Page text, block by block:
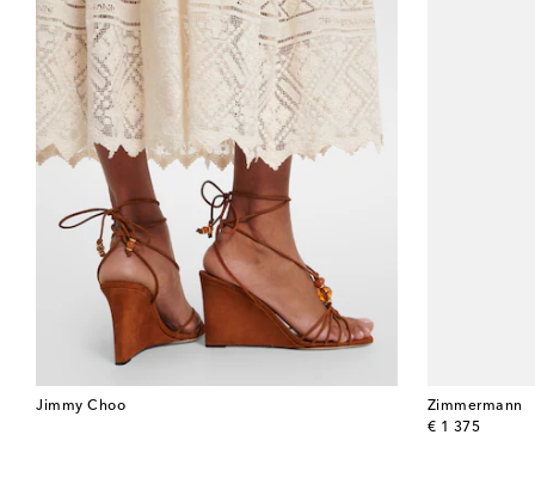
Jimmy Choo
Zimmermann
€ 1 375
original price